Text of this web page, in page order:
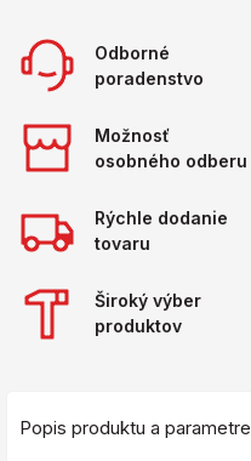
Odborné
poradenstvo
Možnosť
osobného odberu
Rýchle dodanie
tovaru
Široký výber
produktov
Popis produktu a parametre